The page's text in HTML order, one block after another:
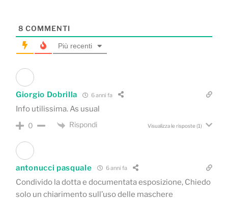
8 COMMENTI
Più recenti
Giorgio Dobrilla 6 anni fa
Info utilissima. As usual
0 Rispondi Visualizza le risposte(1)
antonucci pasquale 6 anni fa
Condivido la dotta e documentata esposizione, Chiedo
solo un chiarimento sull’uso delle maschere